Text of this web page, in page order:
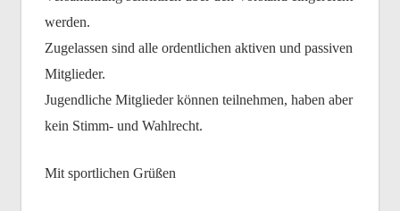
werden.
Zugelassen sind alle ordentlichen aktiven und passiven
Mitglieder.
Jugendliche Mitglieder können teilnehmen, haben aber
kein Stimm- und Wahlrecht.
Mit sportlichen Grüßen